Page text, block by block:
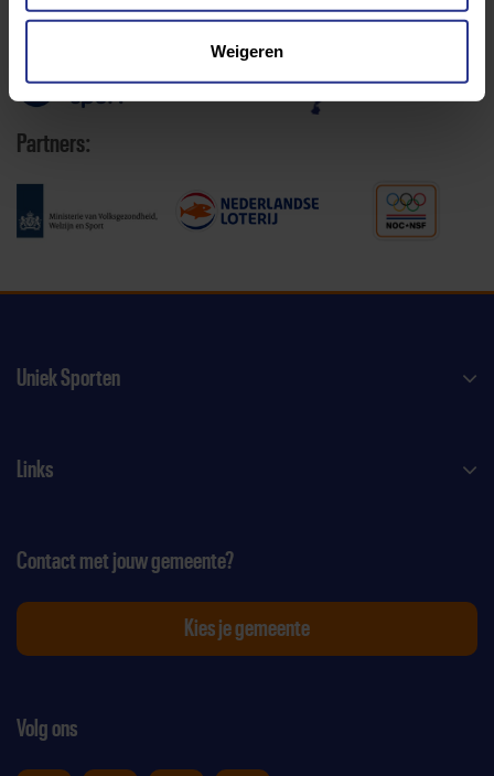
Weigeren
340 gemeenten
Partners:
Uniek Sporten
Links
Volg ons
Contact met jouw gemeente?
Kies je gemeente